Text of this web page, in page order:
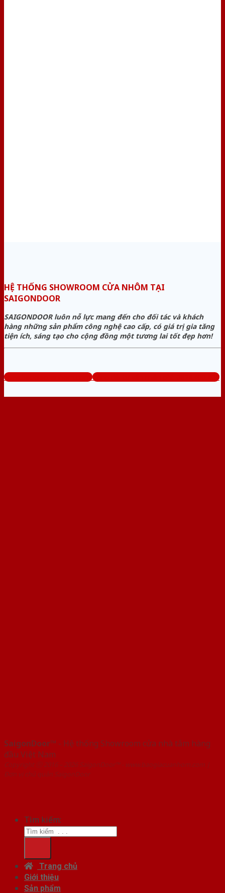
HỆ THỐNG SHOWROOM CỬA NHÔM TẠI
SAIGONDOOR
SAIGONDOOR luôn nỗ lực mang đến cho đối tác và khách
hàng những sản phẩm công nghệ cao cấp, có giá trị gia tăng
tiện ích, sáng tạo cho cộng đồng một tương lai tốt đẹp hơn!
www.baogiacuanhom.com Tổng đài tư vấn miễn phí: 0824.400.400
SaigonDoor™ - Hệ thống Showroom cửa nhà tắm hàng
đầu Việt Nam
Copyright ⓒ 2016 – 2026 SaigonDoor™ - www.baogiacuanhom.com |
Đơn vị chủ quản SaigonDoor
Tìm kiếm:
Trang chủ
Giới thiệu
Sản phẩm